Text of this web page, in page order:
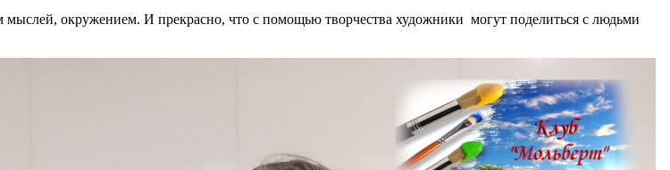
мыслей, окружением. И прекрасно, что с помощью творчества художники могут поделиться с людьми